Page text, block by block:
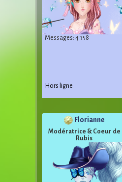
Messages: 4 358
Hors ligne
Florianne
Modératrice & Coeur de
Rubis